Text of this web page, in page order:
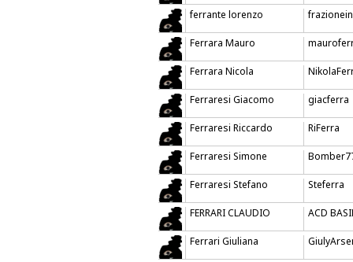
ferrante lorenzo
Ferrara Mauro
Ferrara Nicola
Ferraresi Giacomo giacferra
Ferraresi Riccardo RiFerra
Ferraresi Simone
Ferraresi Stefano Steferra
FERRARI CLAUDIO ACD
Ferrari Giuliana